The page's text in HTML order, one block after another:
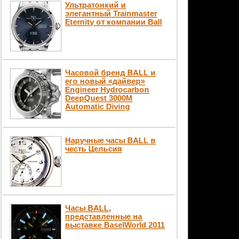
Ультратонкий и
элегантный Trainmaster
Eternity от компании Ball
Часовой бренд BALL и
его новый «дайвер»
Engineer Hydrocarbon
DeepQuest 3000M
Automatic Diving
Наручные часы BALL в
честь Цельсия
Часы BALL,
представленные на
выставке BaselWorld 2011